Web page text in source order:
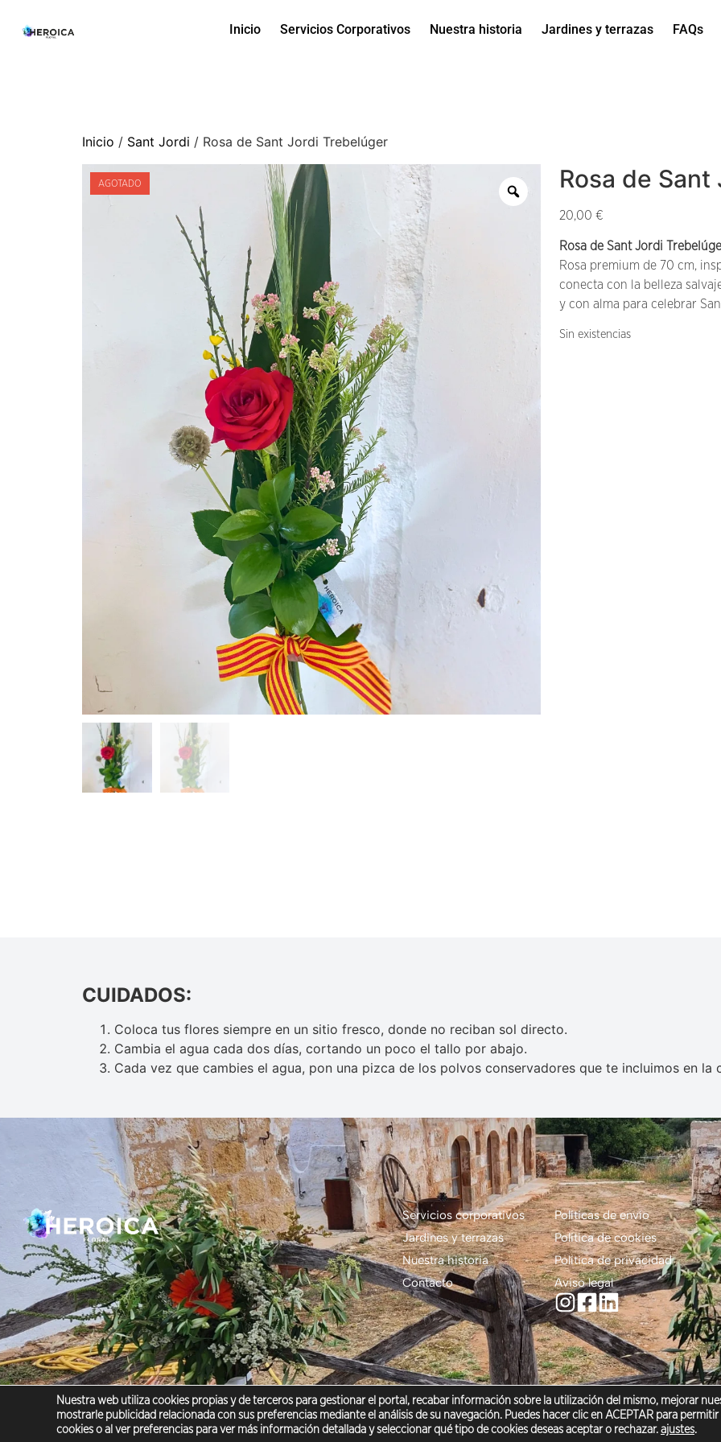
Inicio Servicios Corporativos Nuestra historia Jardines y terrazas FAQs
Inicio / Sant Jordi / Rosa de Sant Jordi Trebelúger
AGOTADO Rosa de
20,00 €
Rosa de Sant Jordi
Rosa premium de 70 cm,
conecta con la belleza
y con alma para celebrar
Sin existencias
CUIDADOS:
Coloca tus flores siempre en un sitio fresco, donde no reciban sol directo.
Cambia el agua cada dos días, cortando un poco el tallo por abajo.
Cada vez que cambies el agua, pon una pizca de los polvos conservadores que te incluimos en la
Servicios corporativos
Jardines y terrazas
Nuestra historia
Contacto
Políticas de envío
Política de cookies
Política de privacidad
Aviso legal
© 2025 Heroica Floral Todos los derechos reservados.
Nuestra web utiliza cookies propias y de terceros para gestionar el portal, recabar información sobre la utilización del mismo, mejorar
mostrarle publicidad relacionada con sus preferencias mediante el análisis de su navegación. Puedes hacer clic en ACEPTAR para permitir
cookies o al ver preferencias para ver más información detallada y seleccionar qué tipo de cookies deseas aceptar o rechazar. ajustes.